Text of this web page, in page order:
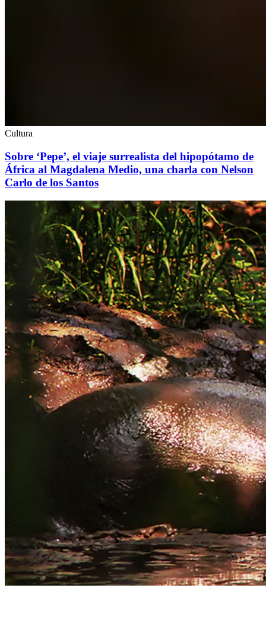
Cultura
Sobre ‘Pepe’, el viaje surrealista del hipopótamo de
África al Magdalena Medio, una charla con Nelson
Carlo de los Santos